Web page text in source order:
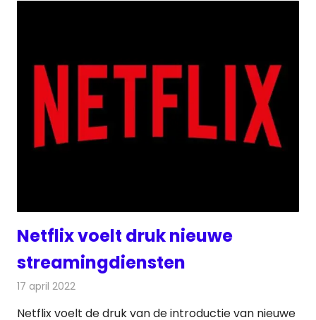
Netflix voelt druk nieuwe
streamingdiensten
17 april 2022
Netflix voelt de druk van de introductie van nieuwe